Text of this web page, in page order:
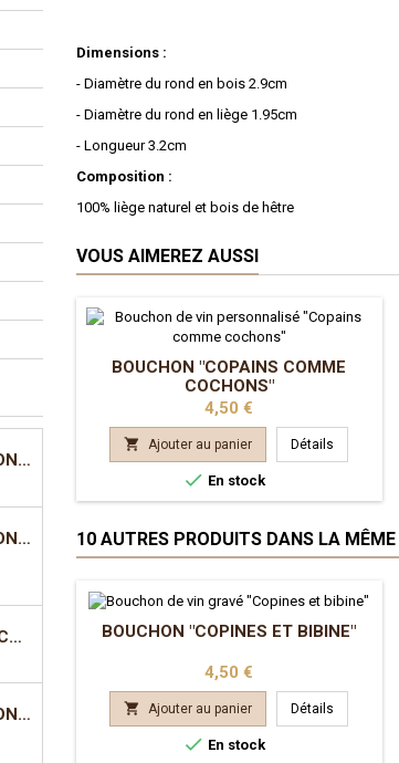
BOUCHON PERSONNALISÉ POUR MARIAGE
BOUCHON PERSONNALISÉ POUR MARIAGE - MODÈLE 2
SUPPORT À BOUCHON MARQUE-PLACE - COEUR
BOUCHON PERSONNALISÉ POUR MARIAGE - MODÈLE 3
Dimensions :
- Diamètre du rond en bois 2.9cm
- Diamètre du rond en liège 1.95cm
- Longueur 3.2cm
Composition :
100% liège naturel et bois de hêtre
VOUS AIMEREZ AUSSI
BOUCHON "COPAINS COMME
COCHONS"
Prix
4,50 €
 Ajouter au panier Détails
 En stock
10 AUTRES PRODUITS DANS LA MÊME
BOUCHON "COPINES ET BIBINE"
Prix
4,50 €
 Ajouter au panier Détails
 En stock